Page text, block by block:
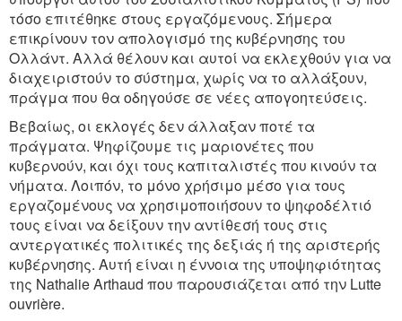
τόσο επιτέθηκε στους εργαζόμενους. Σήμερα
επικρίνουν τον απολογισμό της κυβέρνησης του
Ολλάντ. Αλλά θέλουν και αυτοί να εκλεχθούν για να
διαχειριστούν το σύστημα, χωρίς να το αλλάξουν,
πράγμα που θα οδηγούσε σε νέες απογοητεύσεις.
Βεβαίως, οι εκλογές δεν άλλαξαν ποτέ τα
πράγματα. Ψηφίζουμε τις μαριονέτες που
κυβερνούν, και όχι τους καπιταλιστές που κινούν τα
νήματα. Λοιπόν, το μόνο χρήσιμο μέσο για τους
εργαζομένους να χρησιμοποιήσουν το ψηφοδέλτιό
τους είναι να δείξουν την αντίθεσή τους στις
αντεργατικές πολιτικές της δεξιάς ή της αριστερής
κυβέρνησης. Αυτή είναι η έννοια της υποψηφιότητας
της Nathalie Arthaud που παρουσιάζεται από την Lutte
ouvrière.